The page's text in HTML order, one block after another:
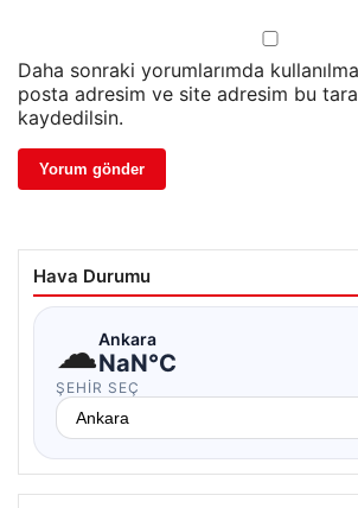
Daha sonraki yorumlarımda
posta adresim ve site adresim bu
kaydedilsin.
Hava Durumu
☁Ankara
NaN°C
ŞEHIR SEÇ